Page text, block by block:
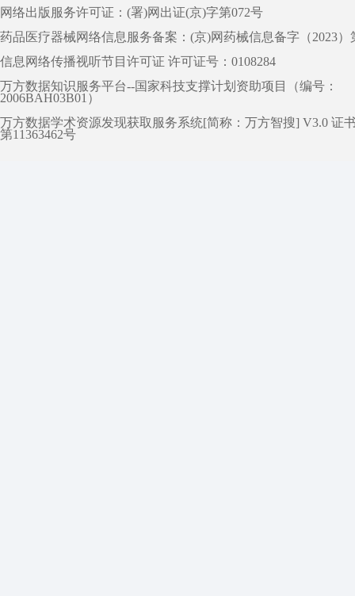
网络出版服务许可证：(署)网出证(京)字第072号
药品医疗器械网络信息服务备案：(京)网药械信息备字（2023）
信息网络传播视听节目许可证 许可证号：0108284
万方数据知识服务平台--国家科技支撑计划资助项目（编号：
2006BAH03B01）
万方数据学术资源发现获取服务系统[简称：万方智搜] V3.0 证
第11363462号